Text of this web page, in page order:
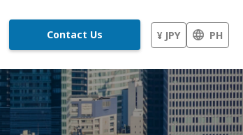
Contact Us ¥ JPY PH